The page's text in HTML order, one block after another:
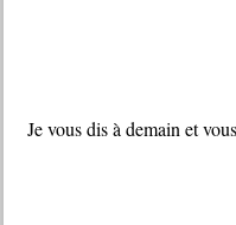
Je vous dis à demain et